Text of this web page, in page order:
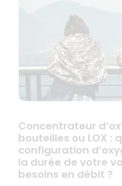
Concentrateur
bouteilles ou LOX :
configuration
la durée de votre
besoins en débit ?